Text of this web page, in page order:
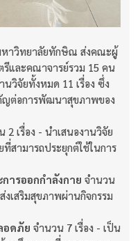
าวิทยาลัยทักษิณ ส่งคณะผู้
และคณาจารย์รวม 15 คน
นวิจัยทั้งหมด 11 เรื่อง ซึ่ง
ญต่อการพัฒนาสุขภาพของ
2 เรื่อง - นำเสนองานวิจัย
สามารถประยุกต์ใช้ในการ
รออกกำลังกาย จำนวน
งเสริมสุขภาพผ่านกิจกรรม
อดภัย จำนวน 7 เรื่อง - เป็น